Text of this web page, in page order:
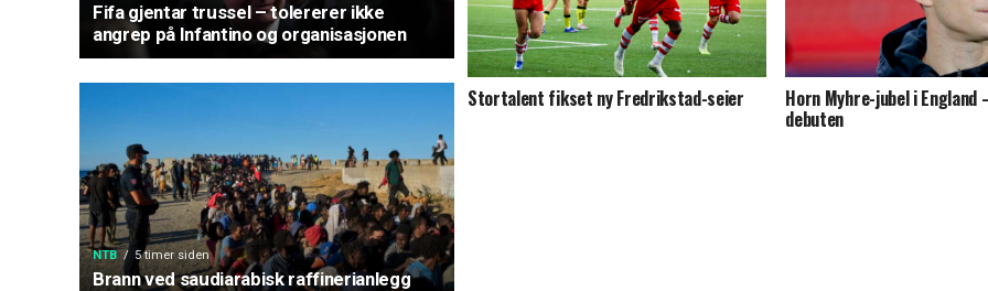
Fifa gjentar trussel – tolererer ikke
angrep på Infantino og organisasjonen
NTB 5 timer siden
Brann ved saudiarabisk raffinerianlegg
Stortalent fikset ny Fredrikstad-seier Horn Myhre-jubel i
debuten